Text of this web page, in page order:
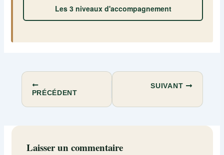
Les 3 niveaux d'accompagnement
PRÉCÉDENT
SUIVANT
Laisser un commentaire